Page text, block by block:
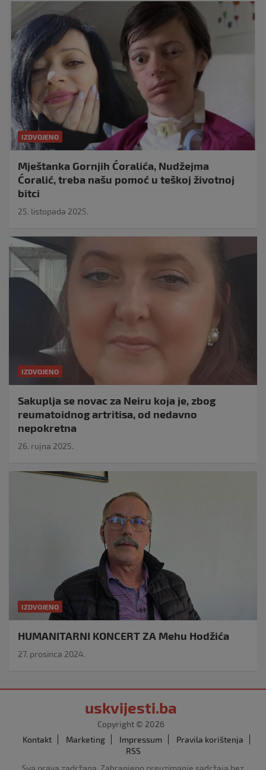
IZDVOJENO
Mještanka Gornjih Ćoralića, Nudžejma
Ćoralić, treba našu pomoć u teškoj životnoj
bitci
25. listopada 2025.
IZDVOJENO
Sakuplja se novac za Neiru koja je, zbog
reumatoidnog artritisa, od nedavno
nepokretna
26. rujna 2025.
IZDVOJENO
HUMANITARNI KONCERT ZA Mehu Hodžića
27. prosinca 2024.
uskvijesti.ba
Copyright © 2026
Kontakt
Marketing Impressum
Pravila korištenja
RSS